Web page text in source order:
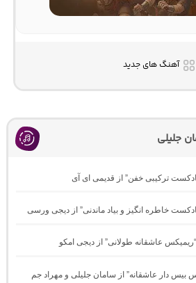
آهنگ های جدید
جلیلی
خاطره انگیز و بیاد ماندنی” از دیجی ورسی
بیس دار عاشقانه” از سامان جلیلی و مهراد جم